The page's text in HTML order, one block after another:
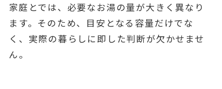
家庭とでは、必要なお湯の量が大きく異なり
ます。そのため、目安となる容量だけでな
く、実際の暮らしに即した判断が欠かせませ
ん。